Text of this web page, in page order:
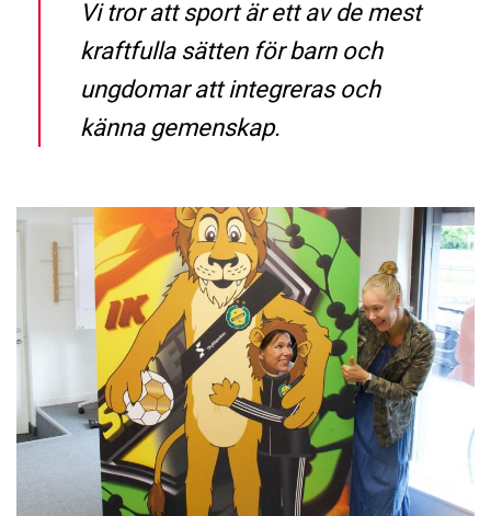
Vi tror att sport är ett av de mest
kraftfulla sätten för barn och
ungdomar att integreras och
känna gemenskap.